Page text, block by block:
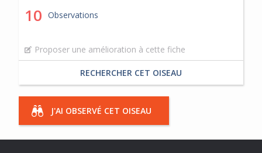
10 Observations
Proposer une amélioration à cette fiche
RECHERCHER CET OISEAU
J'AI OBSERVÉ CET OISEAU